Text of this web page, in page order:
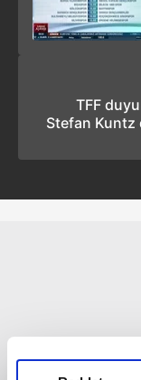
TFF
Stefan Kuntz